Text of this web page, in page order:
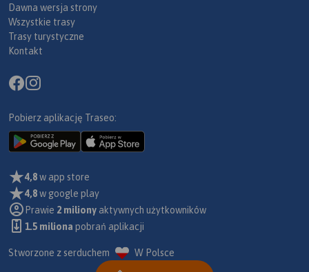
Dawna wersja strony
Wszystkie trasy
Trasy turystyczne
Kontakt
Pobierz aplikację Traseo:
4,8w app store
4,8w google play
Prawie 2 miliony aktywnych użytkowników
1.5 miliona pobrań aplikacji
Stworzone z serduchem W Polsce